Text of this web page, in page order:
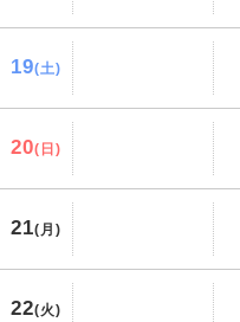
19(土)
20(日)
21(月)
22(火)